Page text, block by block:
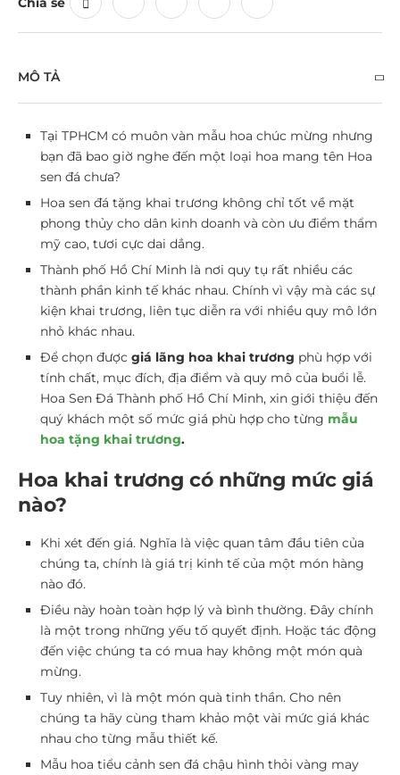
MÔ TẢ
Tại TPHCM có muôn vàn mẫu hoa chúc mừng nhưng
bạn đã bao giờ nghe đến một loại hoa mang tên Hoa
sen đá chưa?
Hoa sen đá tặng khai trương không chỉ tốt về mặt
phong thủy cho dân kinh doanh và còn ưu điểm thẩm
mỹ cao, tươi cực dai dẳng.
Thành phố Hồ Chí Minh là nơi quy tụ rất nhiều các
thành phần kinh tế khác nhau. Chính vì vậy mà các sự
kiện khai trương, liên tục diễn ra với nhiều quy mô lớn
nhỏ khác nhau.
Để chọn được giá lãng hoa khai trương phù hợp với
tính chất, mục đích, địa điểm và quy mô của buổi lễ.
Hoa Sen Đá Thành phố Hồ Chí Minh, xin giới thiệu đến
quý khách một số mức giá phù hợp cho từng mẫu
hoa tặng khai trương.
Hoa khai trương có những mức giá
nào?
Khi xét đến giá. Nghĩa là việc quan tâm đầu tiên của
chúng ta, chính là giá trị kinh tế của một món hàng
nào đó.
Điều này hoàn toàn hợp lý và bình thường. Đây chính
là một trong những yếu tố quyết định. Hoặc tác động
đến việc chúng ta có mua hay không một món quà
mừng.
Tuy nhiên, vì là một món quà tinh thần. Cho nên
chúng ta hãy cùng tham khảo một vài mức giá khác
nhau cho từng mẫu thiết kế.
Mẫu hoa tiểu cảnh sen đá chậu hình thỏi vàng may